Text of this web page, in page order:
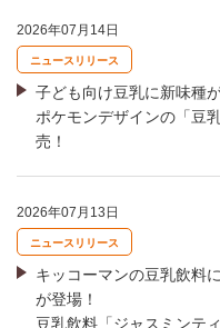
2026年07月14日
ニュースリリース
子ども向け豆乳に新味種
ポケモンデザインの「豆
売！
2026年07月13日
ニュースリリース
キッコーマンの豆乳飲料
が登場！
豆乳飲料「ジャスミンテ